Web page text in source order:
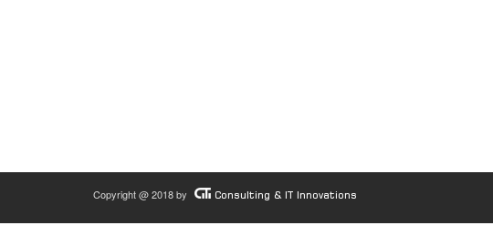
Copyright @ 2018 by Consulting & IT Innovations